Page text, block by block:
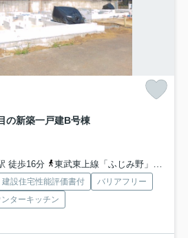
の新築一戸建B号棟
徒歩16分
東武東上線「ふじみ野」駅 徒歩29分
建設住宅性能評価書付
バリアフリー
ンターキッチン